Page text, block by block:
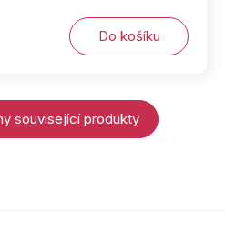
Do košíku
související produkty